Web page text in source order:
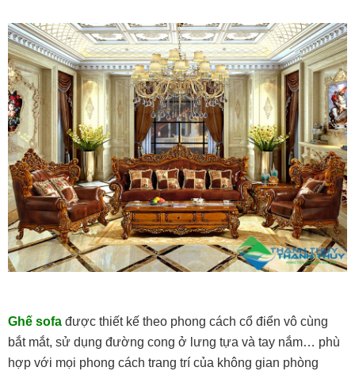
Ghế sofa được thiết kế theo phong cách cổ điển vô cùng
bắt mắt, sử dụng đường cong ở lưng tựa và tay nắm… phù
hợp với mọi phong cách trang trí của không gian phòng